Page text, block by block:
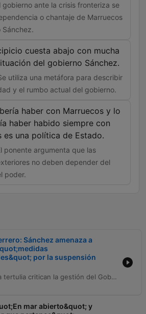
gobierno ante la crisis fronteriza se
o chantaje de Marruecos
Sánchez.
cuesta abajo con mucha
del gobierno Sánchez.
utiliza una metáfora para describir
y el rumbo actual del gobierno.
haber con Marruecos y lo
haber habido siempre con
es una política de Estado.
ponente argumenta que las
no deben depender del
poder.
Sánchez amenaza a
por la suspensión
Los colaboradores de la tertulia critican la gestión del Gobierno español respecto a la crisis de menores en Ceuta y las tensiones diplomáticas con Italia, denunciando el uso político de la situación migratoria. Se analiza la falta de una política de Estado frente a Marruecos y los presuntos intereses económicos en el sistema de acogida. El debate aborda también la necesidad de mayor independencia en la agenda del Rey y cuestiona la vulnerabilidad del Ejecutivo ante las presiones externas, señalando que la legislación actual impide la devolución inmediata de menores no acompañados.
mar abierto&quot; y